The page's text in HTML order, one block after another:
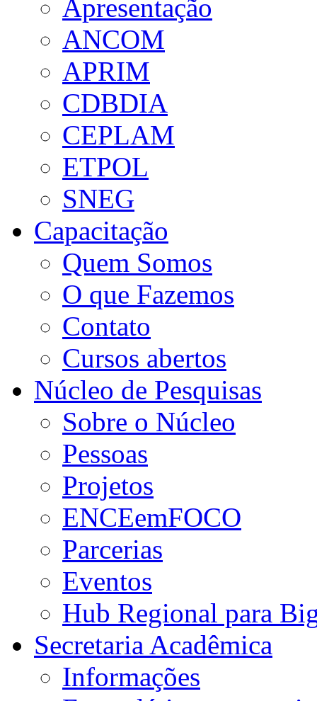
Apresentação
ANCOM
APRIM
CDBDIA
CEPLAM
ETPOL
SNEG
Capacitação
Quem Somos
O que Fazemos
Contato
Cursos abertos
Núcleo de Pesquisas
Sobre o Núcleo
Pessoas
Projetos
ENCEemFOCO
Parcerias
Eventos
Hub Regional para
Secretaria Acadêmica
Informações